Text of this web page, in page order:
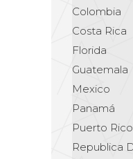
Colombia
Costa Rica
Florida
Guatemala
Mexico
Panamá
Puerto Rico
Republica